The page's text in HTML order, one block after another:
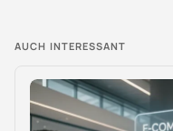
AUCH INTERESSANT